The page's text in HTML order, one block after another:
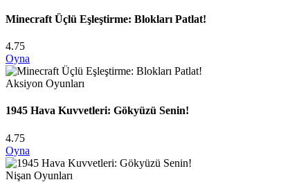
Minecraft Üçlü Eşleştirme: Blokları Patlat!
4.75
Oyna
Aksiyon Oyunları
1945 Hava Kuvvetleri: Gökyüzü Senin!
4.75
Oyna
Nişan Oyunları